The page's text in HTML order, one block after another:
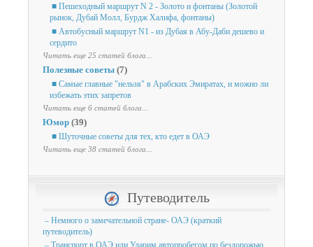
■ Пешеходный маршрут N 2 - Золото и фонтаны (Золотой
рынок, Дубай Молл, Бурдж Халифа, фонтаны)
■ Автобусный маршрут N1 - из Дубая в Абу-Даби дешево и
сердито
Читать еще 25 статей блога...
Полезные советы (7)
■ Самые главные "нельзя" в Арабских Эмиратах, и можно ли
избежать этих запретов
Читать еще 6 статей блога...
Юмор (39)
■ Шуточные советы для тех, кто едет в ОАЭ
Читать еще 38 статей блога...
Путеводитель
– Немного о замечательной стране- ОАЭ (краткий
путеводитель)
– Транспорт в ОАЭ или Ударим автопробегом по бездорожью